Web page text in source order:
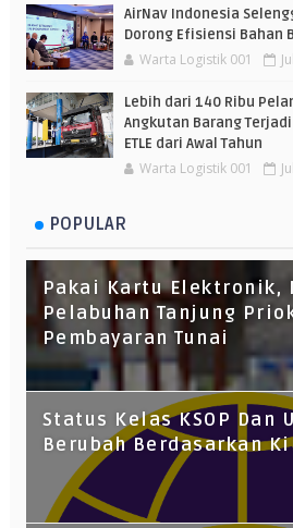
AirNav Indonesia
Dorong Efisiensi Bahan
Warta Logistik 001
Lebih dari 140 Ribu
Angkutan Barang
ETLE dari Awal Tahun
Warta Logistik 001
POPULAR
Pakai Kartu Elektronik,
Pelabuhan Tanjung
Pembayaran Tunai
Status Kelas KSOP Dan
Berubah Berdasarkan